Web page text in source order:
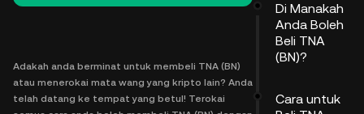
Adakah anda berminat untuk membeli TNA (BN)
atau menerokai mata wang yang kripto lain? Anda
telah datang ke tempat yang betul! Terokai
Di Manakah
Anda Boleh
Beli TNA
(BN)?
Cara untuk